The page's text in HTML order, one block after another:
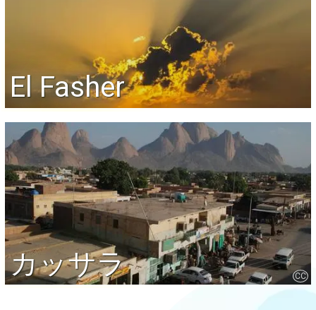
El Fasher
カッサラ CC